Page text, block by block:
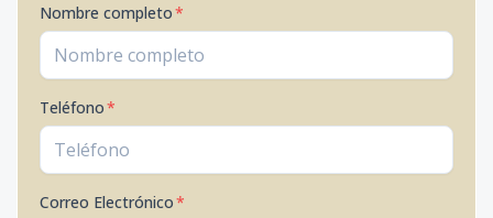
Nombre completo*
Teléfono*
Correo Electrónico*